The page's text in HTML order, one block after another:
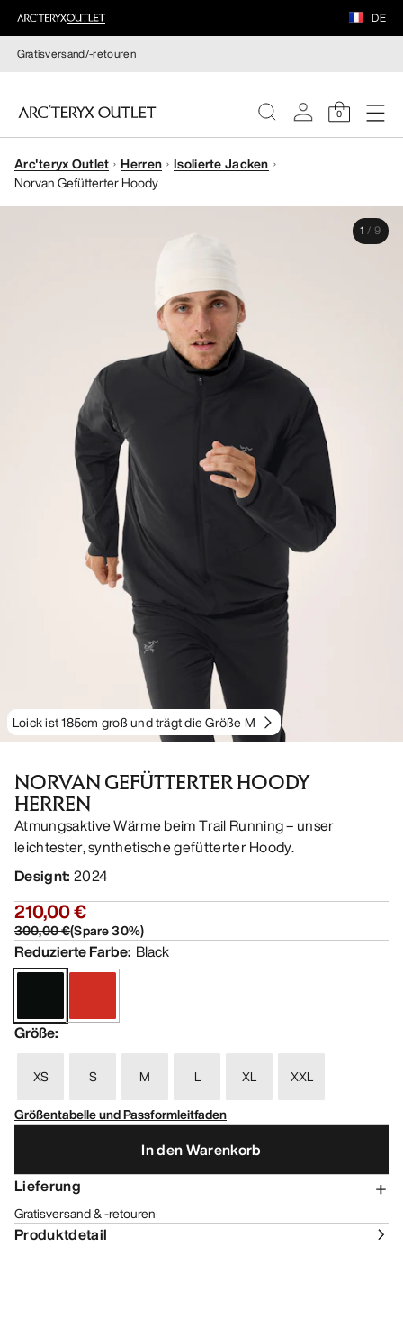
DE
Gratisversand/-retouren
0
DAMEN
Arc'teryx Outlet Herren
Isolierte Jacken
Norvan Gefütterter Hoody
Loick ist 185cm groß und trägt die Größe M
1 / 9
NORVAN GEFÜTTERTER HOODY
HERREN
Atmungsaktive Wärme beim Trail Running – unser
leichtester, synthetische gefütterter Hoody.
Designt: 2024
210,00 €
300,00 €(Spare30%)
Reduzierte Farbe: Black
Größe:
XS S M L XL
XXL
Größentabelle und Passformleitfaden
In den Warenkorb
Lieferung
Gratisversand & -retouren
Produktdetail